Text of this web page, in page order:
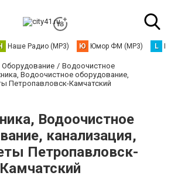
Наше Радио (MP3) Ю Юмор ФМ (MP3) L
Оборудование
Водоочистное
Водоочистное оборудование,
Петропавловск-Камчатский
Водоочистное
канализация,
Петропавловск-
Камчатский